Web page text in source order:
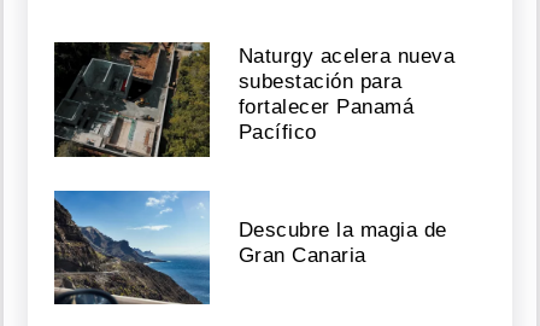
Naturgy acelera nueva
subestación para
fortalecer Panamá
Pacífico
Descubre la magia de
Gran Canaria